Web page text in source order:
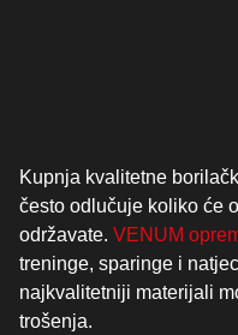
Kupnja kvalitetne
često odlučuje koliko će
održavate. VENUM
treninge, sparinge i
najkvalitetniji materijali
trošenja.